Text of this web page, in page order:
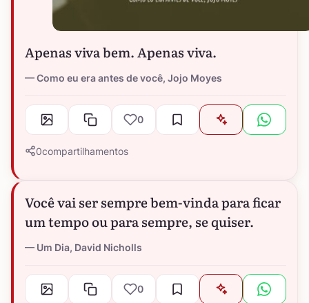
Apenas viva bem. Apenas viva.
Como eu era antes de você, Jojo Moyes
0
0compartilhamentos
Você vai ser sempre bem-vinda para ficar
um tempo ou para sempre, se quiser.
Um Dia, David Nicholls
0